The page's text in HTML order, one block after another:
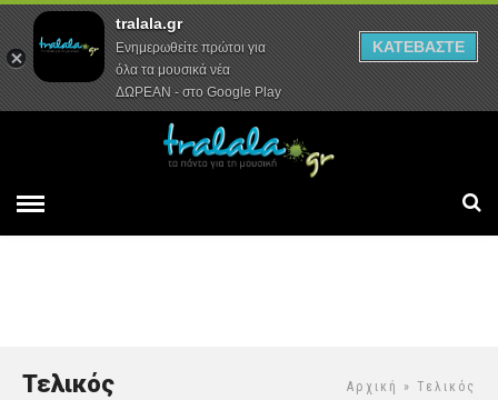
Αρχική Συνεντεύξεις Ρεπορτάζ
Αρχική » Τελικός
Τελικός
tralala.gr
Ενημερωθείτε πρώτοι για
όλα τα μουσικά νέα
ΔΩΡΕΑΝ - στο Google Play
ΚΑΤΕΒΑΣΤΕ